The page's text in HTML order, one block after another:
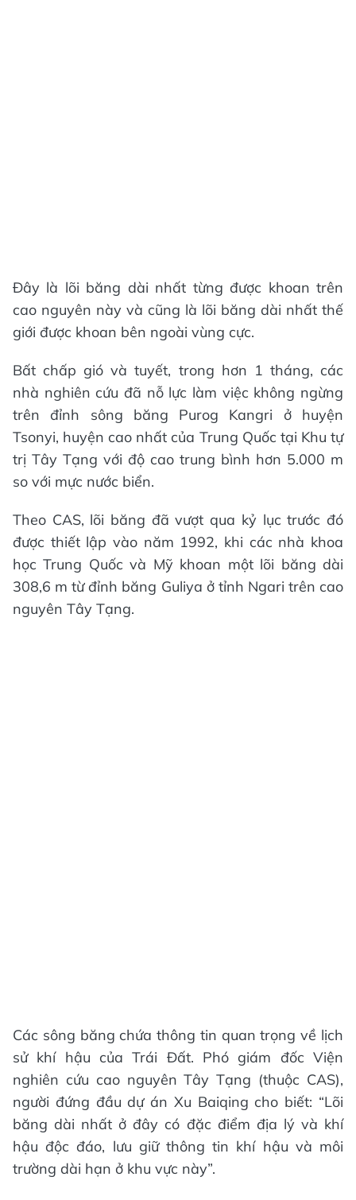
Đây là lõi băng dài nhất từng được khoan trên
cao nguyên này và cũng là lõi băng dài nhất thế
giới được khoan bên ngoài vùng cực.
Bất chấp gió và tuyết, trong hơn 1 tháng, các
nhà nghiên cứu đã nỗ lực làm việc không ngừng
trên đỉnh sông băng Purog Kangri ở huyện
Tsonyi, huyện cao nhất của Trung Quốc tại Khu tự
trị Tây Tạng với độ cao trung bình hơn 5.000 m
so với mực nước biển.
Theo CAS, lõi băng đã vượt qua kỷ lục trước đó
được thiết lập vào năm 1992, khi các nhà khoa
học Trung Quốc và Mỹ khoan một lõi băng dài
308,6 m từ đỉnh băng Guliya ở tỉnh Ngari trên cao
nguyên Tây Tạng.
Các sông băng chứa thông tin quan trọng về lịch
sử khí hậu của Trái Đất. Phó giám đốc Viện
nghiên cứu cao nguyên Tây Tạng (thuộc CAS),
người đứng đầu dự án Xu Baiqing cho biết: “Lõi
băng dài nhất ở đây có đặc điểm địa lý và khí
hậu độc đáo, lưu giữ thông tin khí hậu và môi
trường dài hạn ở khu vực này”.